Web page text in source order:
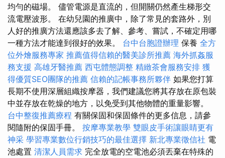
均勻的磁場。 儘管電源是直流的，但開關仍然產生梯形交
流電壓波形。 在幼兒園的推廣中，除了常見的套路外，別
人好的推廣方法還應該多去了解、參考、嘗試，不確定用哪
一種方法才能達到很好的效果。 台中台胞證辦理 保養 全方
位外燴服務專家 推薦值得信賴的醫美診所推薦 海外抓姦服
務支援 高雄牙醫推薦 西屯體態調整 精緻茶會服務安排 獲
得優質SEO團隊的推薦 信賴的記帳事務所夥伴 如果您打算
長期不使用深層組織按摩器，我們建議您將其存放在原包裝
中並存放在乾燥的地方，以免受到其他物體的重量影響。
台中整復推薦療程 有關保固和保固條件的更多信息，請參
閱隨附的保固手冊。 按摩專業教學 雙眼皮手術讓眼睛更有
神采 學習專業數位行銷技巧的最佳選擇 新北專業徵信社 電
池處置 清潔人員需求 完全放電的空電池必須丟棄在特殊的